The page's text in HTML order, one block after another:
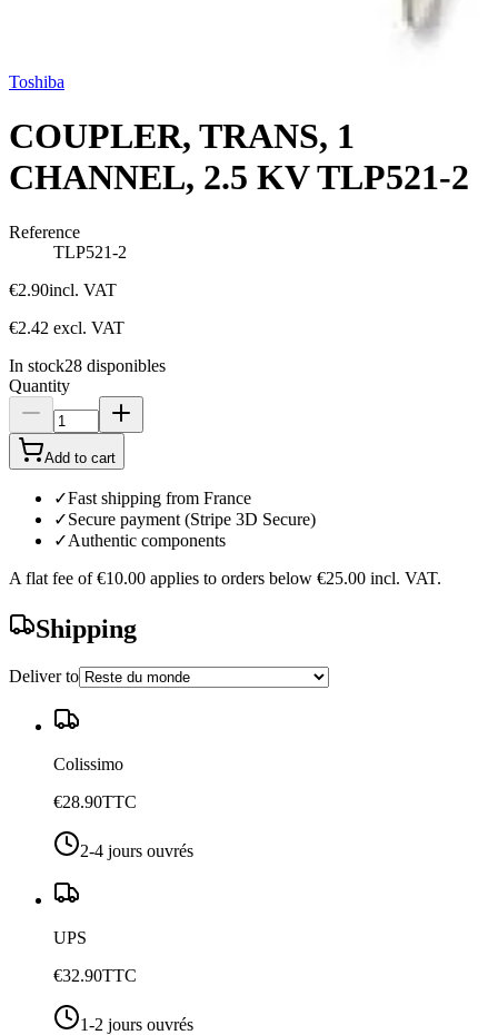
Toshiba
COUPLER, TRANS, 1
CHANNEL, 2.5 KV TLP521-2
Reference
TLP521-2
€2.90incl. VAT
€2.42 excl. VAT
In stock28 disponibles
Quantity
Add to cart
✓Fast shipping from France
✓Secure payment (Stripe 3D Secure)
✓Authentic components
A flat fee of €10.00 applies to orders below €25.00 incl. VAT.
Shipping
Deliver to
Colissimo
€28.90TTC
2-4 jours ouvrés
UPS
€32.90TTC
1-2 jours ouvrés